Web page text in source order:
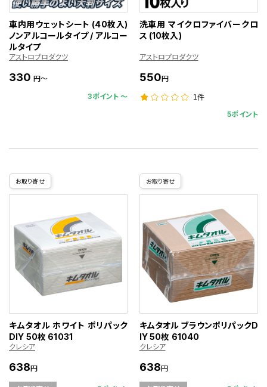
車内用ウェットシート (40枚入)
ノンアルコールタイプ / アルコー
ルタイプ
アストロプロダクツ
330 円～
3ポイント 〜
洗車用 マイクロファイバークロ
ス (10枚入)
アストロプロダクツ
550円
1件
5ポイント
お取り寄せ
キムタオル ホワイト ポリパック
DIY 50枚 61031
クレシア
638円
お取り寄せ
キムタオル ブラウンポリパックD
IY 50枚 61040
クレシア
638円